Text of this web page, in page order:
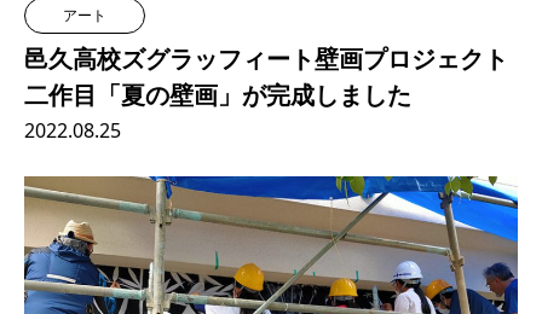
アート
邑久高校ズグラッフィート壁画プロジェクト
二作目「夏の壁画」が完成しました
2022.08.25